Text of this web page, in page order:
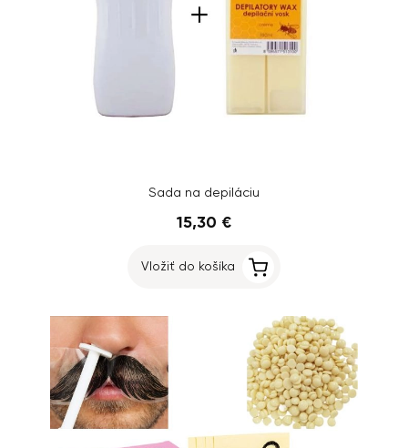
Sada na depiláciu
15,30 €
Vložiť do košíka